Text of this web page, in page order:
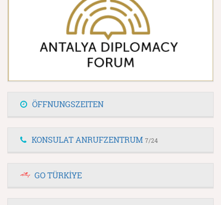
ÖFFNUNGSZEITEN
KONSULAT ANRUFZENTRUM 7/24
GO TÜRKİYE